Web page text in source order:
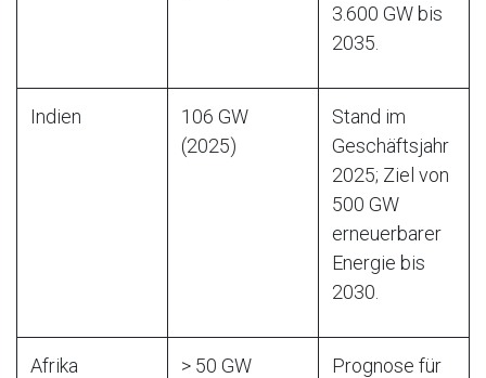
3.600 GW bis
2035.
Indien
106 GW
(2025)
Stand im
Geschäftsjahr
2025; Ziel von
500 GW
erneuerbarer
Energie bis
2030.
Afrika
> 50 GW
Prognose für